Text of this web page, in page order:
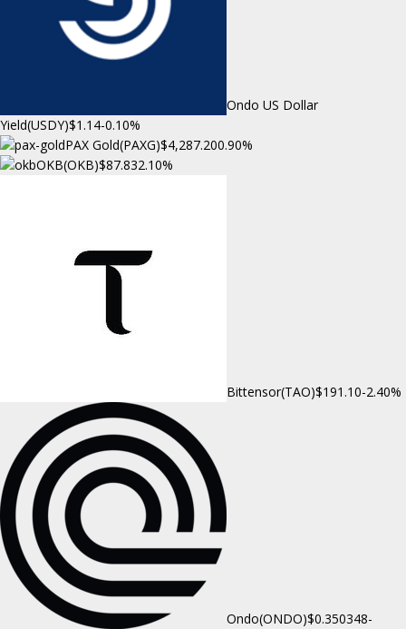
Ondo US Dollar
Yield(USDY)$1.14-0.10%
PAX Gold(PAXG)$4,287.200.90%
OKB(OKB)$87.832.10%
Bittensor(TAO)$191.10-2.40%
Ondo(ONDO)$0.350348-